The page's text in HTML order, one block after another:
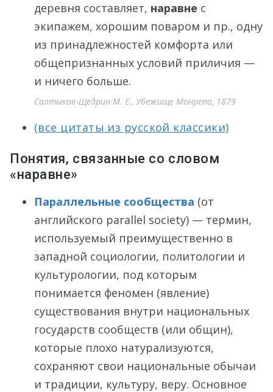
деревня составляет, наравне с
экипажем, хорошим поваром и пр., одну
из принадлежностей комфорта или
общепризнанных условий приличия —
и ничего больше.
Салтыков-Щедрин М. Е., Убежище Монрепо, 1879
(все цитаты из русской классики)
Понятия, связанные со словом
«наравне»
Параллельные сообщества (от
английского parallel society) — термин,
используемый преимущественно в
западной социологии, политологии и
культурологии, под которым
понимается феномен (явление)
существования внутри национальных
государств сообществ (или общин),
которые плохо натурализуются,
сохраняют свои национальные обычаи
и традиции, культуру, веру. Основное